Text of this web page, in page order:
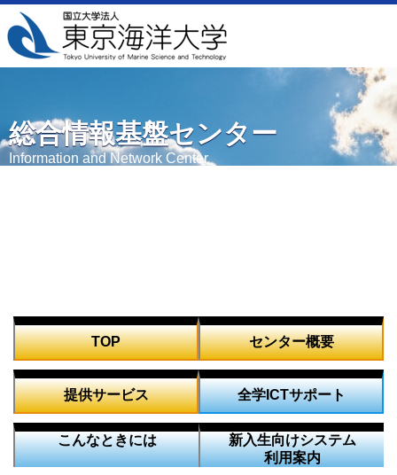
総合情報基盤センター
Information and Network Center
TOP センター概要
提供サービス 全学ICTサポート
こんなときには
新入生向けシステム
利用案内